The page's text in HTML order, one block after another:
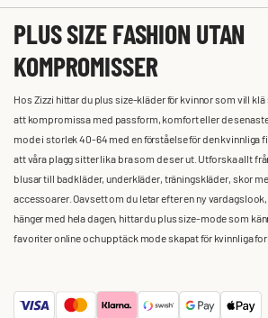
PLUS SIZE FASHION UTAN
KOMPROMISSER
Hos Zizzi hittar du plus size-kläder för kvinnor som vill
att kompromissa med passform, komfort eller de
mode i storlek 40-64 med en förståelse för den kvinnliga
att våra plagg sitter lika bra som de ser ut. Utforska allt
blusar till badkläder, underkläder, träningskläder, skor
accessoarer. Oavsett om du letar efter en ny
hänger med hela dagen, hittar du plus size-mode som
favoriter online och upptäck mode skapat för kvinnliga